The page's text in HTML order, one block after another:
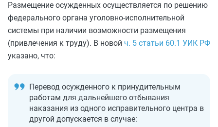
Размещение осужденных осуществляется по решению
федерального органа уголовно-исполнительной
системы при наличии возможности размещения
(привлечения к труду). В новой ч. 5 статьи 60.1 УИК РФ
указано, что:
Перевод осужденного к принудительным
работам для дальнейшего отбывания
наказания из одного исправительного центра в
другой допускается в случае: